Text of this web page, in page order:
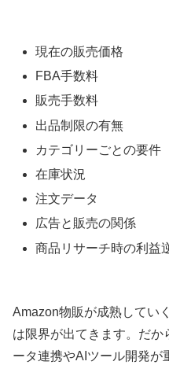
現在の販売価格
FBA手数料
販売手数料
出品制限の有無
カテゴリーごとの要件
在庫状況
注文データ
広告と販売の関係
商品リサーチ時の利益
Amazon物販が成熟してい
は限界が出てきます。だ
ータ連携やAIツール開発が